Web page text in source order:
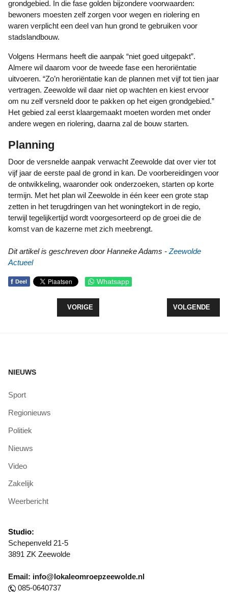
grondgebied. In die fase golden bijzondere voorwaarden:
bewoners moesten zelf zorgen voor wegen en riolering en
waren verplicht een deel van hun grond te gebruiken voor
stadslandbouw.
Volgens Hermans heeft die aanpak “niet goed uitgepakt”.
Almere wil daarom voor de tweede fase een heroriëntatie
uitvoeren. “Zo’n heroriëntatie kan de plannen met vijf tot tien jaar
vertragen. Zeewolde wil daar niet op wachten en kiest ervoor
om nu zelf versneld door te pakken op het eigen grondgebied.”
Het gebied zal eerst klaargemaakt moeten worden met onder
andere wegen en riolering, daarna zal de bouw starten.
Planning
Door de versnelde aanpak verwacht Zeewolde dat over vier tot
vijf jaar de eerste paal de grond in kan. De voorbereidingen voor
de ontwikkeling, waaronder ook onderzoeken, starten op korte
termijn. Met het plan wil Zeewolde in één keer een grote stap
zetten in het terugdringen van het woningtekort in de regio,
terwijl tegelijkertijd wordt voorgesorteerd op de groei die de
komst van de kazerne met zich meebrengt.
Dit artikel is geschreven door Hanneke Adams - Zeewolde
Actueel
f Deel Whatsapp
VORIG ARTIKEL: GREENPEACE BEZET
VORIGE VOLGENDE
VOLGENDE
NIEUWS
Sport
Regionieuws
Politiek
Nieuws
Video
Zakelijk
Weerbericht
Studio:
Schepenveld 21-5
3891 ZK Zeewolde
Email: info@lokaleomroepzeewolde.nl
085-0640737